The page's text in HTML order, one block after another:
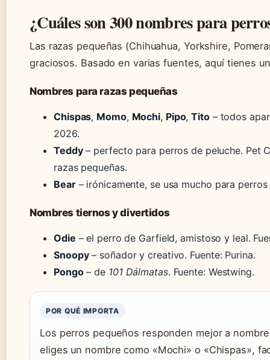
¿Cuáles son 300 nombres para
Las razas pequeñas (Chihuahua, Yorkshire,
graciosos. Basado en varias fuentes, aquí tienes
Nombres para razas pequeñas
Chispas, Momo, Mochi, Pipo,Tito– todos
2026.
Teddy– perfecto para perros de peluche. Pet
razas pequeñas.
Bear– irónicamente, se usa mucho para
Nombres tiernos y divertidos
Odie – el perro de Garfield, amistoso y leal.
Snoopy– soñador y creativo. Fuente: Purina.
Pongo– de 101 Dálmatas. Fuente: Westwing.
POR QUÉ IMPORTA
Los perros pequeños responden mejor a
eliges un nombre como «Mochi» o «Chispas»,